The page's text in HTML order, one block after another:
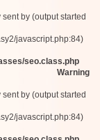
by (output started
javascript.php:84)
seo.class.php
Warning
by (output started
javascript.php:84)